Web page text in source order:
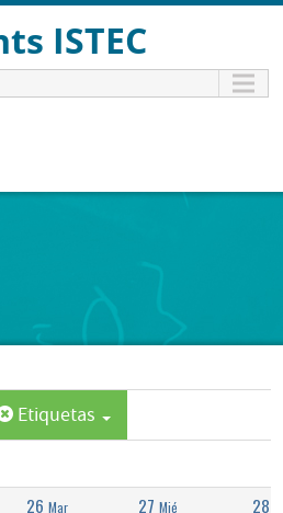
ISTEC
Etiquetas
26 Mar 27 Mié 28